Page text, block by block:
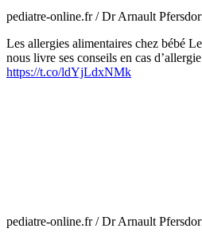
pediatre-online.fr / Dr Arnault
Les allergies alimentaires chez bébé
nous livre ses conseils en cas
https://t.co/ldYjLdxNMk
pediatre-online.fr / Dr Arnault